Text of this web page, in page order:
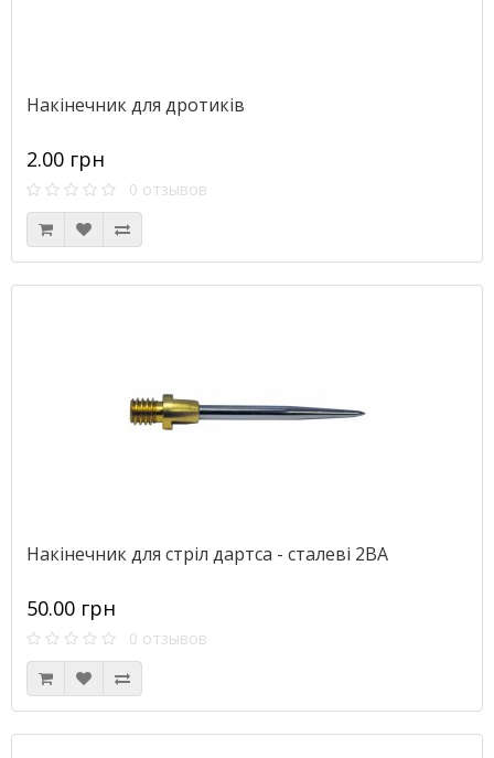
Накінечник для дротиків
2.00 грн
0 отзывов
Накінечник для стріл дартса - сталеві 2BA
50.00 грн
0 отзывов